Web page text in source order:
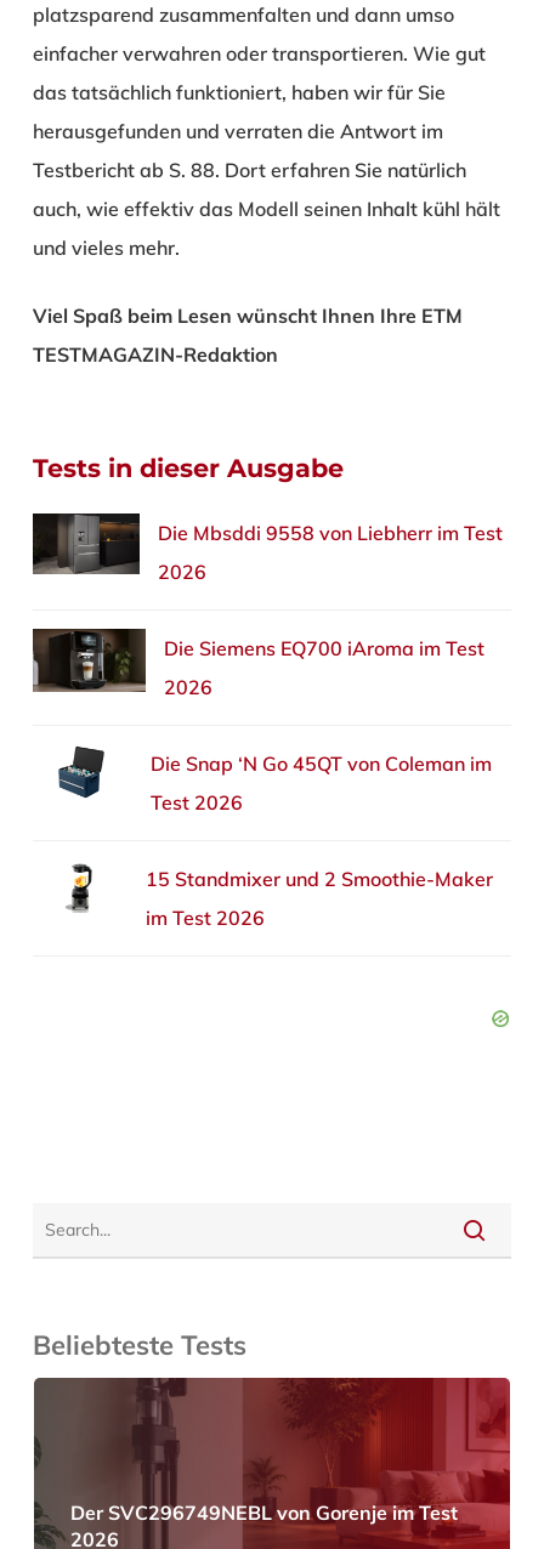
platzsparend zusammenfalten und dann umso
einfacher verwahren oder transportieren. Wie gut
das tatsächlich funktioniert, haben wir für Sie
herausgefunden und verraten die Antwort im
Testbericht ab S. 88. Dort erfahren Sie natürlich
auch, wie effektiv das Modell seinen Inhalt kühl hält
und vieles mehr.
Viel Spaß beim Lesen wünscht Ihnen Ihre ETM
TESTMAGAZIN-Redaktion
Tests in dieser Ausgabe
Die Mbsddi 9558 von Liebherr im Test
2026
Die Siemens EQ700 iAroma im Test
2026
Die Snap ‘N Go 45QT von Coleman im
Test 2026
15 Standmixer und 2 Smoothie-Maker
im Test 2026
Beliebteste Tests
Der SVC296749NEBL von Gorenje im Test
2026